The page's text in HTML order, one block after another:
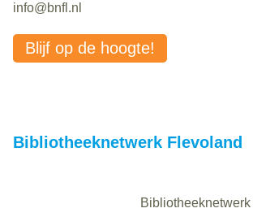
info@bnfl.nl
Blijf op de hoogte!
Bibliotheeknetwerk Flevoland